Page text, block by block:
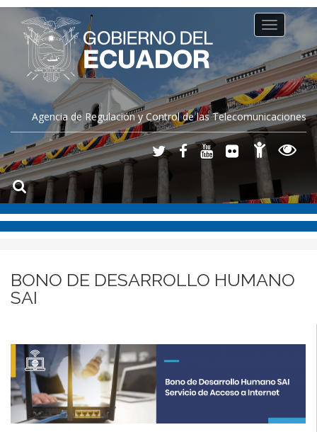
Agencia de Regulación y Control de las Telecomunicaciones
Toggle
navigation
BONO DE DESARROLLO HUMANO
SAI